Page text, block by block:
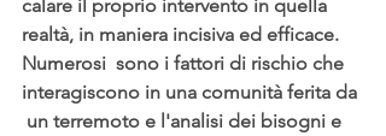
calare il proprio intervento in quella
realtà, in maniera incisiva ed efficace.
Numerosi  sono i fattori di rischio che
interagiscono in una comunità ferita da
un terremoto e l'analisi dei bisogni e